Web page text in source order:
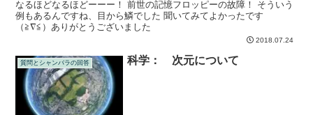
なるほどなるほどーーー！ 前世の記憶フロッピーの故障！ そういう
例もあるんですね、目から鱗でした 聞いてみてよかったです
（≧∇≦）ありがとうございました
2018.07.24
質問とシャンバラの回答 科学： 次元について